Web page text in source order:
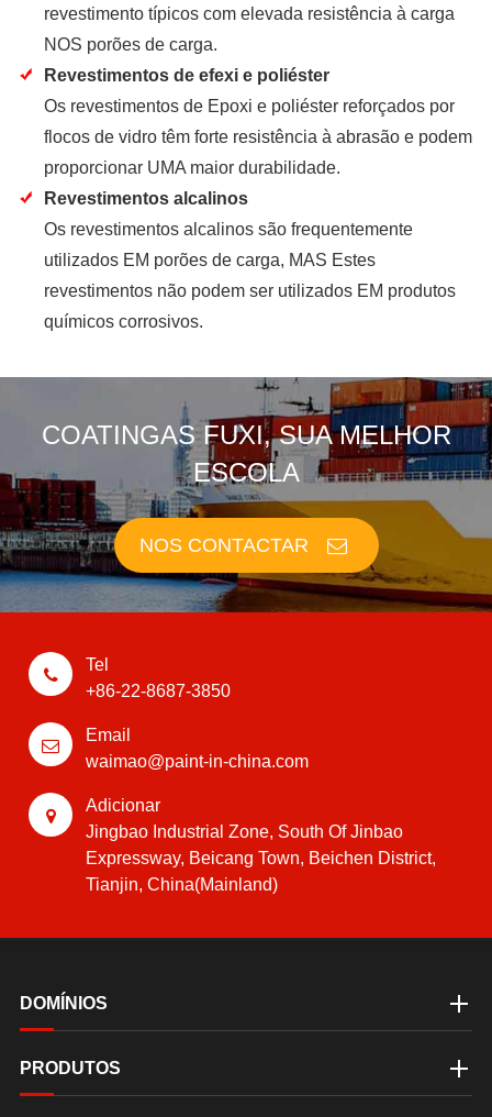
revestimento típicos com elevada resistência à carga
NOS porões de carga.
Revestimentos de efexi e poliéster
Os revestimentos de Epoxi e poliéster reforçados por
flocos de vidro têm forte resistência à abrasão e podem
proporcionar UMA maior durabilidade.
Revestimentos alcalinos
Os revestimentos alcalinos são frequentemente
utilizados EM porões de carga, MAS Estes
revestimentos não podem ser utilizados EM produtos
químicos corrosivos.
COATINGAS FUXI, SUA MELHOR
ESCOLA
NOS CONTACTAR
Tel
+86-22-8687-3850
Email
waimao@paint-in-china.com
Adicionar
Jingbao Industrial Zone, South Of Jinbao
Expressway, Beicang Town, Beichen District,
Tianjin, China(Mainland)
DOMÍNIOS
PRODUTOS